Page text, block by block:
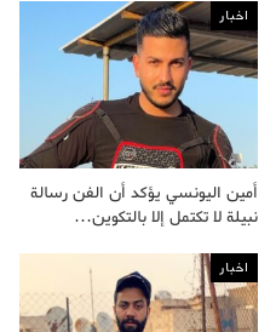
اخبار
أمين اليونسي يؤكد أن الفن رسالة
نبيلة لا تكتمل إلا بالتكوين…
اخبار